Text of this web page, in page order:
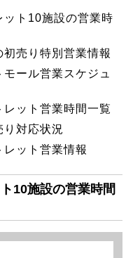
ット10施設の営業時
売り特別営業情報
ール営業スケジュ
ット営業時間一覧
り対応状況
ット営業情報
10施設の営業時間